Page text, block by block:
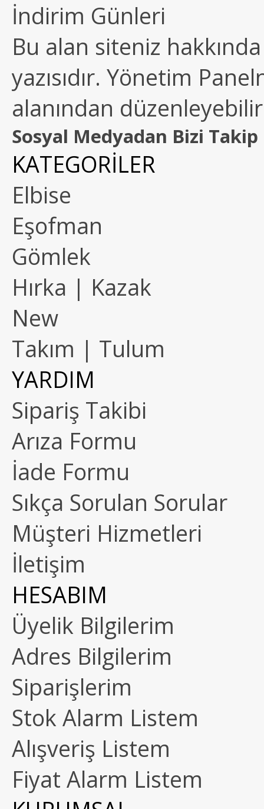
İndirim Günleri
Bu alan siteniz
yazısıdır. Yönetim
alanından
Sosyal Medyadan Bizi Takip
KATEGORİLER
Elbise
Eşofman
Gömlek
Hırka | Kazak
New
Takım | Tulum
YARDIM
Sipariş Takibi
Arıza Formu
İade Formu
Sıkça Sorulan Sorular
Müşteri Hizmetleri
İletişim
HESABIM
Üyelik Bilgilerim
Adres Bilgilerim
Siparişlerim
Stok Alarm Listem
Alışveriş Listem
Fiyat Alarm Listem